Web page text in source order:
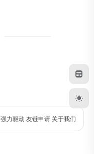
强力驱动 友链申请 关于我们